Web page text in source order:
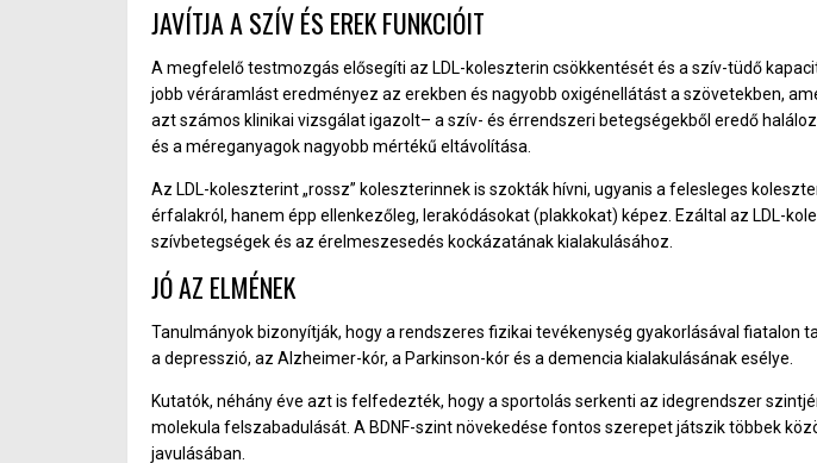
JAVÍTJA A SZÍV ÉS EREK FUNKCIÓIT
A megfelelő testmozgás elősegíti az LDL-koleszterin csökkentését és a szív-tüdő
jobb véráramlást eredményez az erekben és nagyobb oxigénellátást a szövetekben,
azt számos klinikai vizsgálat igazolt– a szív- és érrendszeri betegségekből eredő
és a méreganyagok nagyobb mértékű eltávolítása.
Az LDL-koleszterint „rossz” koleszterinnek is szokták hívni, ugyanis a felesleges
érfalakról, hanem épp ellenkezőleg, lerakódásokat (plakkokat) képez. Ezáltal az LDL-
szívbetegségek és az érelmeszesedés kockázatának kialakulásához.
JÓ AZ ELMÉNEK
Tanulmányok bizonyítják, hogy a rendszeres fizikai tevékenység gyakorlásával fiatalon
a depresszió, az Alzheimer-kór, a Parkinson-kór és a demencia kialakulásának esélye.
Kutatók, néhány éve azt is felfedezték, hogy a sportolás serkenti az idegrendszer
molekula felszabadulását. A BDNF-szint növekedése fontos szerepet játszik többek
javulásában.